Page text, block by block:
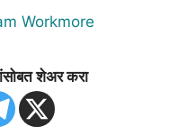
Workmore
शेअर करा